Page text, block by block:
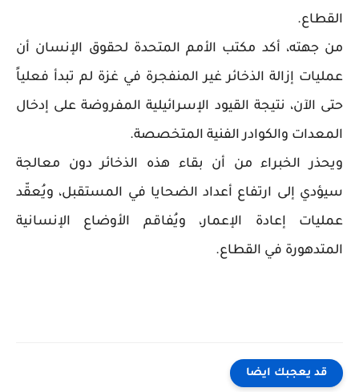
القطاع.
من جهته، أكد مكتب الأمم المتحدة لحقوق الإنسان أن
عمليات إزالة الذخائر غير المنفجرة في غزة لم تبدأ فعلياً
حتى الآن، نتيجة القيود الإسرائيلية المفروضة على إدخال
المعدات والكوادر الفنية المتخصصة.
ويحذر الخبراء من أن بقاء هذه الذخائر دون معالجة
سيؤدي إلى ارتفاع أعداد الضحايا في المستقبل، ويُعقّد
عمليات إعادة الإعمار، ويُفاقم الأوضاع الإنسانية
المتدهورة في القطاع.
قد يعجبك ايضا